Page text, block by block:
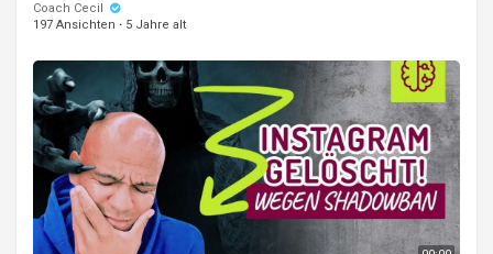
Coach Cecil
197 Ansichten · 5 Jahre alt